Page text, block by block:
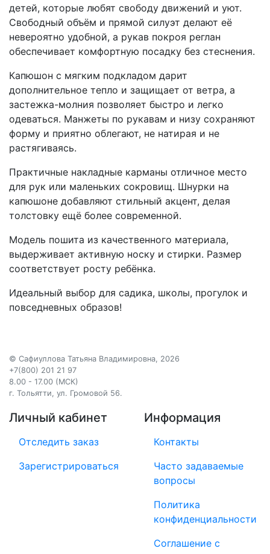
детей, которые любят свободу движений и уют.
Свободный объём и прямой силуэт делают её
невероятно удобной, а рукав покроя реглан
обеспечивает комфортную посадку без стеснения.
Капюшон с мягким подкладом дарит
дополнительное тепло и защищает от ветра, а
застежка-молния позволяет быстро и легко
одеваться. Манжеты по рукавам и низу сохраняют
форму и приятно облегают, не натирая и не
растягиваясь.
Практичные накладные карманы отличное место
для рук или маленьких сокровищ. Шнурки на
капюшоне добавляют стильный акцент, делая
толстовку ещё более современной.
Модель пошита из качественного материала,
выдерживает активную носку и стирки. Размер
соответствует росту ребёнка.
Идеальный выбор для садика, школы, прогулок и
повседневных образов!
© Сафиуллова Татьяна Владимировна, 2026
+7(800) 201 21 97
8.00 - 17.00 (МСК)
г. Тольятти, ул. Громовой 56.
Личный кабинет
Отследить заказ
Зарегистрироваться
Информация
Контакты
Часто задаваемые
вопросы
Политика
конфиденциальности
Соглашение с